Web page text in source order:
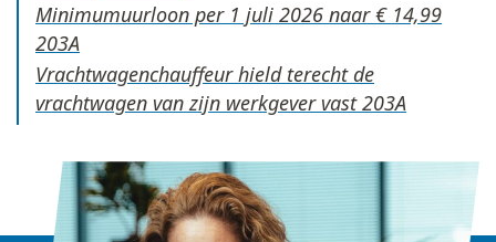
Minimumuurloon per 1 juli 2026 naar € 14,99
Vrachtwagenchauffeur hield terecht de
vrachtwagen van zijn werkgever vast